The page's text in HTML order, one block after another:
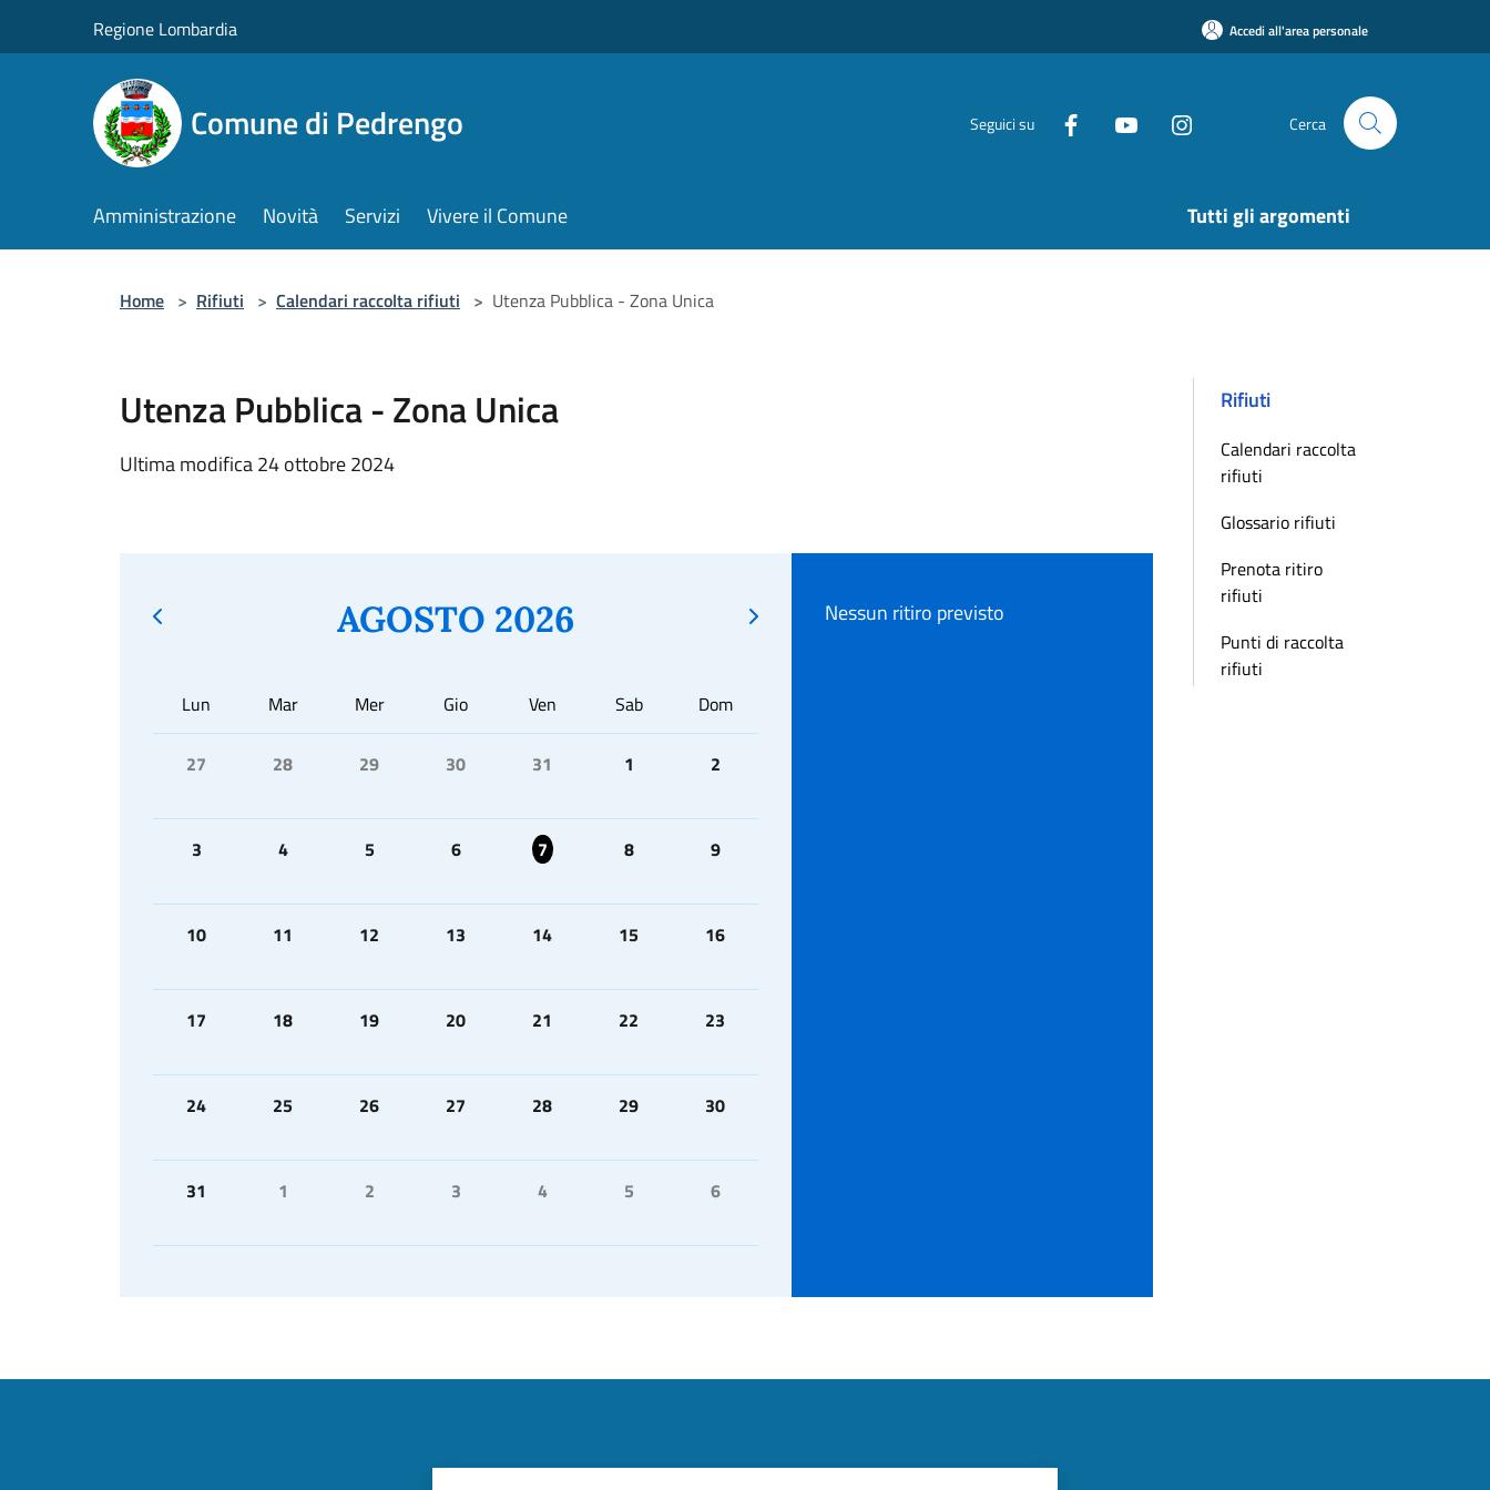
Regione Lombardia Accedi all'area personale
Comune di Pedrengo Seguici su Cerca
Amministrazione Novità Servizi Vivere il Comune Tutti gli argomenti
Home > Rifiuti > Calendari raccolta rifiuti > Utenza Pubblica - Zona Unica
Utenza Pubblica - Zona Unica
Ultima modifica 24 ottobre 2024
AGOSTO 2026
Lun Mar Mer Gio Ven Sab Dom
27 28 29 30 31 1 2
3 4 5 6 7 8 9
10 11 12 13 14 15 16
17 18 19 20 21 22 23
24 25 26 27 28 29 30
31 1 2 3 4 5 6
Nessun ritiro previsto
Rifiuti
Calendari raccolta
rifiuti
Glossario rifiuti
Prenota ritiro
rifiuti
Punti di raccolta
rifiuti